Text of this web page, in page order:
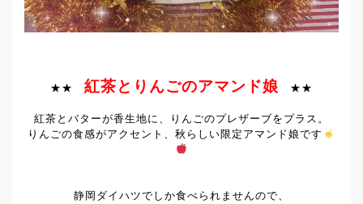
★★ 紅茶とりんごのアマンド娘 ★★
紅茶とバターが香生地に、りんごのプレザーブをプラス。
りんごの食感がアクセント、秋らしい限定アマンド娘です
静岡ダイハツでしか食べられませんので、